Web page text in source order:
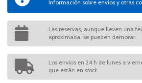
Información sobre envíos y otras
Las reservas, aunque lleven una
aproximada, se pueden demorar.
Los envios en 24 h de lunes a
que están en stock